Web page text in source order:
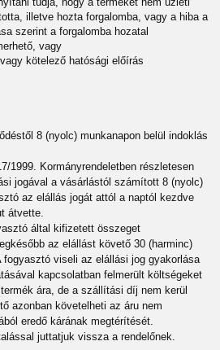
illetve hozta forgalomba, vagy a hiba a
szerint a forgalomba hozatal
vagy
kötelező hatósági előírás
8 (nyolc) munkanapon belül indoklás
1999. Kormányrendeletben részletesen
jogával a vásárlástól számított 8 (nyolc)
az elállás jogát attól a naptól kezdve
átvette.
által kifizetett összeget
az elállást követő 30 (harminc)
viseli az elállási jog gyakorlása
kapcsolatban felmerült költségeket
ára, de a szállítási díj nem kerül
azonban követelheti az áru nem
eredő kárának megtérítését.
juttatjuk vissza a rendelőnek.